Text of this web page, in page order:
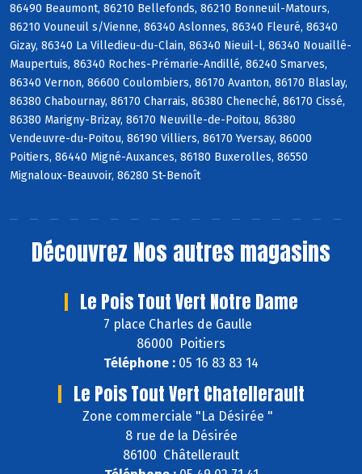
86490 Beaumont, 86210 Bellefonds, 86210 Bonneuil-Matours,
86210 Vouneuil s/Vienne, 86340 Aslonnes, 86340 Fleuré, 86340
Gizay, 86340 La Villedieu-du-Clain, 86340 Nieuil-l, 86340 Nouaillé-
Maupertuis, 86340 Roches-Prémarie-Andillé, 86240 Smarves,
86340 Vernon, 86600 Coulombiers, 86170 Avanton, 86170 Blaslay,
86380 Chabournay, 86170 Charrais, 86380 Cheneché, 86170 Cissé,
86380 Marigny-Brizay, 86170 Neuville-de-Poitou, 86380
Vendeuvre-du-Poitou, 86190 Villiers, 86170 Yversay, 86000
Poitiers, 86440 Migné-Auxances, 86180 Buxerolles, 86550
Mignaloux-Beauvoir, 86280 St-Benoît
Découvrez Nos autres magasins
Le Pois Tout Vert Notre Dame
7 place Charles de Gaulle
86000 Poitiers
Téléphone : 05 16 83 83 14
Le Pois Tout Vert Chatellerault
Zone commerciale "La Désirée "
8 rue de la Désirée
86100 Châtellerault